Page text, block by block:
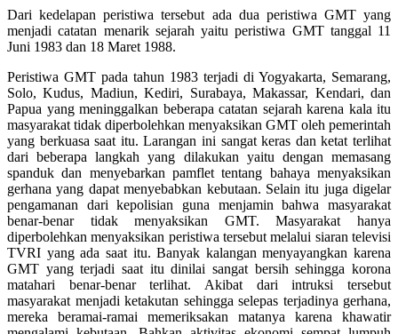
Dari kedelapan peristiwa tersebut ada dua peristiwa GMT yang
menjadi catatan menarik sejarah yaitu peristiwa GMT tanggal 11
Juni 1983 dan 18 Maret 1988.
Peristiwa GMT pada tahun 1983 terjadi di Yogyakarta, Semarang,
Solo, Kudus, Madiun, Kediri, Surabaya, Makassar, Kendari, dan
Papua yang meninggalkan beberapa catatan sejarah karena kala itu
masyarakat tidak diperbolehkan menyaksikan GMT oleh pemerintah
yang berkuasa saat itu. Larangan ini sangat keras dan ketat terlihat
dari beberapa langkah yang dilakukan yaitu dengan memasang
spanduk dan menyebarkan pamflet tentang bahaya menyaksikan
gerhana yang dapat menyebabkan kebutaan. Selain itu juga digelar
pengamanan dari kepolisian guna menjamin bahwa masyarakat
benar-benar tidak menyaksikan GMT. Masyarakat hanya
diperbolehkan menyaksikan peristiwa tersebut melalui siaran televisi
TVRI yang ada saat itu. Banyak kalangan menyayangkan karena
GMT yang terjadi saat itu dinilai sangat bersih sehingga korona
matahari benar-benar terlihat. Akibat dari intruksi tersebut
masyarakat menjadi ketakutan sehingga selepas terjadinya gerhana,
mereka beramai-ramai memeriksakan matanya karena khawatir